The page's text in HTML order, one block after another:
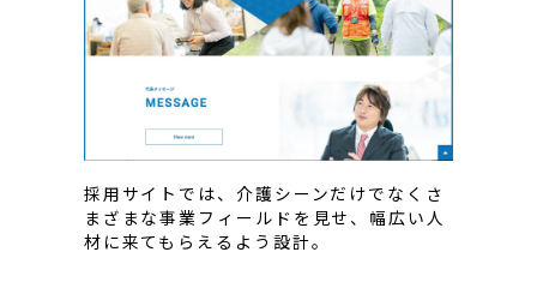
採用サイトでは、介護シーンだけでなくさ
まざまな事業フィールドを見せ、幅広い人
材に来てもらえるよう設計。